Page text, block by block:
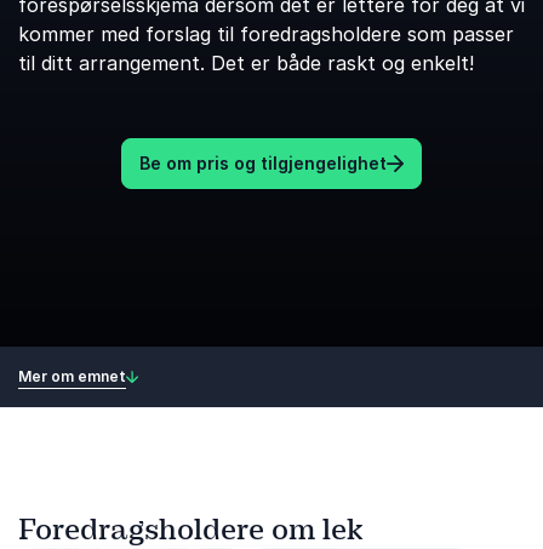
forespørselsskjema dersom det er lettere for deg at vi
kommer med forslag til foredragsholdere som passer
til ditt arrangement. Det er både raskt og enkelt!
Be om pris og tilgjengelighet
Mer om emnet
Foredragsholdere om lek